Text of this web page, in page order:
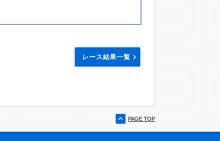
レース結果一覧
PAGE TOP